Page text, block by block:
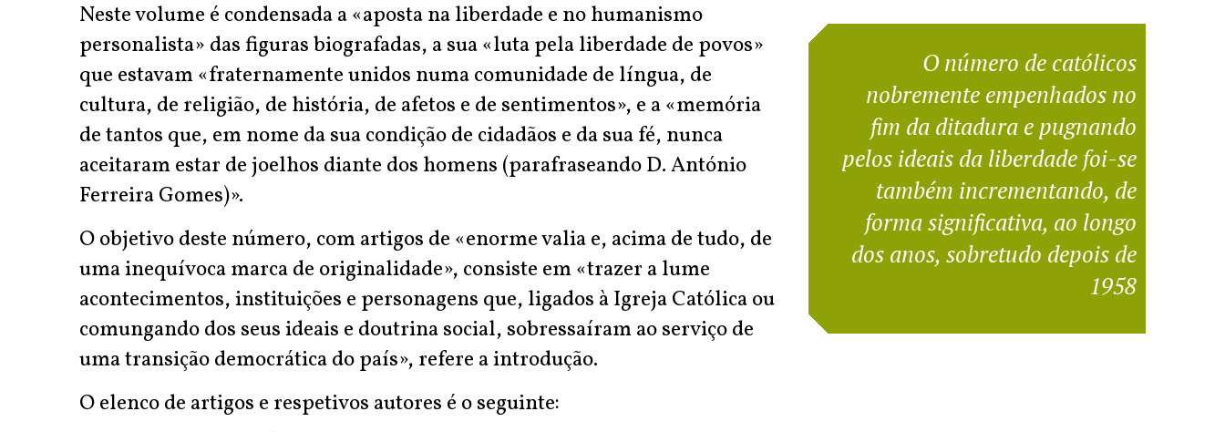
Neste volume é condensada a «aposta na liberdade e no humanismo
personalista» das figuras biografadas, a sua «luta pela liberdade de povos»
que estavam «fraternamente unidos numa comunidade de língua, de
cultura, de religião, de história, de afetos e de sentimentos», e a «memória
de tantos que, em nome da sua condição de cidadãos e da sua fé, nunca
aceitaram estar de joelhos diante dos homens (parafraseando D. António
Ferreira Gomes)».
O objetivo deste número, com artigos de «enorme valia e, acima de tudo, de
uma inequívoca marca de originalidade», consiste em «trazer a lume
acontecimentos, instituições e personagens que, ligados à Igreja Católica ou
comungando dos seus ideais e doutrina social, sobressaíram ao serviço de
uma transição democrática do país», refere a introdução.
O elenco de artigos e respetivos autores é o seguinte:
O número de católicos
nobremente empenhados no
fim da ditadura e pugnando
pelos ideais da liberdade foi-se
também incrementando, de
forma significativa, ao longo
dos anos, sobretudo depois de
1958